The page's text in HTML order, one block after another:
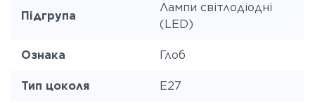
Підгрупа
Лампи світлодіодні
(LED)
Ознака Глоб
Тип цоколя E27